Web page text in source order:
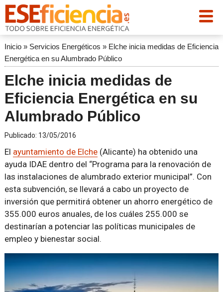
Inicio» Servicios Energéticos » Elche inicia medidas de Eficiencia
Energética en su Alumbrado Público
Elche inicia medidas de
Eficiencia Energética en su
Alumbrado Público
Publicado: 13/05/2016
El ayuntamiento de Elche(Alicante) ha obtenido una
ayuda IDAE dentro del “Programa para la renovación de
las instalaciones de alumbrado exterior municipal”. Con
esta subvención, se llevará a cabo un proyecto de
inversión que permitirá obtener un ahorro energético de
355.000 euros anuales, de los cuáles 255.000 se
destinarían a potenciar las políticas municipales de
empleo y bienestar social.